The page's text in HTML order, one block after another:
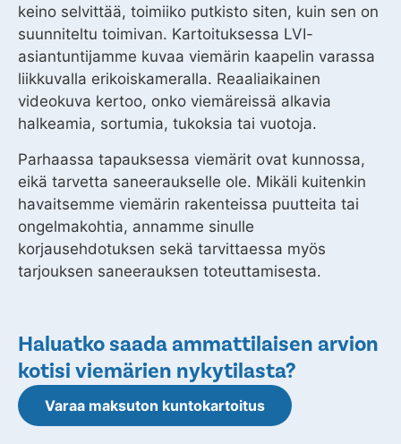
keino selvittää, toimiiko putkisto siten, kuin sen on
suunniteltu toimivan. Kartoituksessa LVI-
asiantuntijamme kuvaa viemärin kaapelin varassa
liikkuvalla erikoiskameralla. Reaaliaikainen
videokuva kertoo, onko viemäreissä alkavia
halkeamia, sortumia, tukoksia tai vuotoja.
Parhaassa tapauksessa viemärit ovat kunnossa,
eikä tarvetta saneeraukselle ole. Mikäli kuitenkin
havaitsemme viemärin rakenteissa puutteita tai
ongelmakohtia, annamme sinulle
korjausehdotuksen sekä tarvittaessa myös
tarjouksen saneerauksen toteuttamisesta.
Haluatko saada ammattilaisen arvion
kotisi viemärien nykytilasta?
Varaa maksuton kuntokartoitus